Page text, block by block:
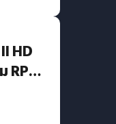
HD
RPG